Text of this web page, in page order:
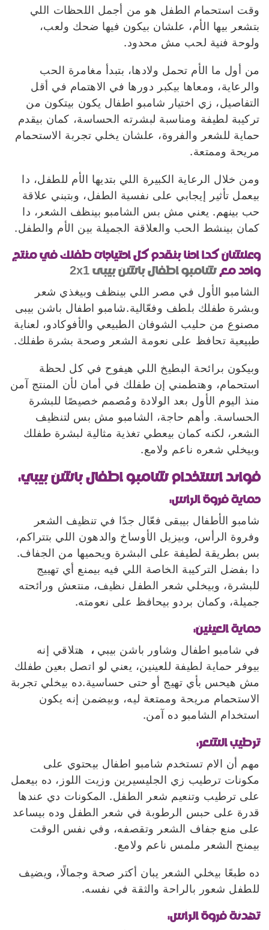
وقت استحمام الطفل هو من أجمل اللحظات اللي
بتشعر بيها الأم، علشان بيكون فيها ضحك ولعب،
ولوحة فنية لحب مش محدود.
من أول ما الأم تحمل ولادها، بتبدأ مغامرة الحب
والرعاية، ومعاها بيكبر دورها في الاهتمام في أقل
التفاصيل، زي اختيار شامبو اطفال يكون بيتكون من
تركيبة لطيفة ومناسبة لبشرته الحساسة، كمان بيقدم
حماية للشعر والفروة، علشان يخلي تجربة الاستحمام
مريحة وممتعة.
ومن خلال الرعاية الكبيرة اللي بتديها الأم للطفل، دا
بيعمل تأثير إيجابي على نفسية الطفل، وبتبني علاقة
حب بينهم. يعني مش بس الشامبو بينظف الشعر، دا
كمان بينشط الحب والعلاقة الجميلة بين الأم والطفل.
وعلشان كدا احنا بنقدم كل احتياجات طفلك في منتج
واحد معشامبو اطفال باشن بيبى 2 x1
الشامبو الأول في مصر اللي بينظف وبيغذي شعر
وبشرة طفلك بلطف وفعّالية.شامبو اطفال باشن بيبى
مصنوع من حليب الشوفان الطبيعي والأفوكادو، لعناية
طبيعية تحافظ على نعومة الشعر وصحة بشرة طفلك.
وبيكون برائحة البطيخ اللي هيفوح في كل لحظة
استحمام، وهتطمني إن طفلك في أمان لأن المنتج آمن
منذ اليوم الأول بعد الولادة ومُصمم خصيصًا للبشرة
الحساسة. وأهم حاجة، الشامبو مش بس لتنظيف
الشعر، لكنه كمان بيعطي تغذية مثالية لبشرة طفلك
وبيخلي شعره ناعم ولامع.
فوائد استخدام شامبو اطفال باشن بيبي:
حماية فروة الرأس:
شامبو الأطفال بيبقى فعّال جدًا في تنظيف الشعر
وفروة الرأس، وبيزيل الأوساخ والدهون اللي بتتراكم،
بس بطريقة لطيفة على البشرة ويحميها من الجفاف.
دا بفضل التركيبة الخاصة اللي فيه بيمنع أي تهييج
للبشرة، وبيخلي شعر الطفل نظيف، منتعش ورائحته
جميلة، وكمان بردو بيحافظ على نعومته.
حماية العينين:
في شامبو اطفال وشاور باشن بيبي ،
هتلاقي إنه
بيوفر حماية لطيفة للعينين، يعني لو اتصل بعين طفلك
مش هيحس بأي تهيج أو حتى حساسية.ده بيخلي تجربة
الاستحمام مريحة وممتعة ليه، وبيضمن إنه يكون
استخدام الشامبو ده آمن.
ترطيب الشعر:
مهم أن الام تستخدم شامبو اطفال بيحتوي على
مكونات ترطيب زي الجليسيرين وزيت اللوز، ده بيعمل
على ترطيب وتنعيم شعر الطفل. المكونات دي عندها
قدرة على حبس الرطوبة في شعر الطفل وده بيساعد
على منع جفاف الشعر وتقصفه، وفي نفس الوقت
بيمنح الشعر ملمس ناعم ولامع.
ده طبعًا بيخلي الشعر يبان أكتر صحة وجمالًا، ويضيف
للطفل شعور بالراحة والثقة في نفسه.
تهدئة فروة الرأس: